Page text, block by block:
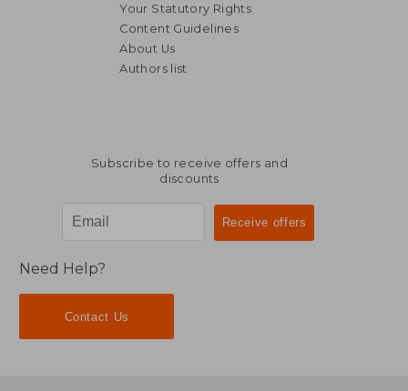
Your Statutory Rights
Content Guidelines
About Us
Authors list
Subscribe to receive offers and
discounts
Need Help?
Contact Us